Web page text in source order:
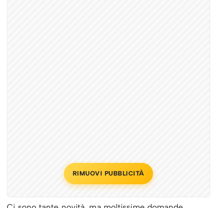
RIMUOVI PUBBLICITÀ